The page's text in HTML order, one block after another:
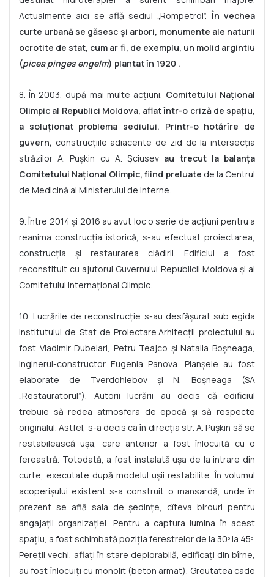
Actualmente aici se află sediul „Rompetrol”.În vechea
curte urbană se găsesc și arbori, monumente ale naturii
ocrotite de stat, cum ar fi, de exemplu, un molid argintiu
(picea pinges engelm) plantat în 1920 .
8. În 2003, după mai multe acțiuni, Comitetului Național
Olimpic al Republici Moldova, aflat într-o criză de spațiu,
a soluționat problema sediului. Printr-o hotărîre de
guvern, construcțiile adiacente de zid de la intersecția
străzilor A. Pușkin cu A. Șciusev au trecut la balanța
Comitetului Național Olimpic, fiind preluate de la Centrul
de Medicină al Ministerului de Interne.
9. Între 2014 și 2016 au avut loc o serie de acțiuni pentru a
reanima construcția istorică, s-au efectuat proiectarea,
construcția și restaurarea clădirii. Edificiul a fost
reconstituit cu ajutorul Guvernului Republicii Moldova și al
Comitetului Internațional Olimpic.
10. Lucrările de reconstrucție s-au desfășurat sub egida
Institutului de Stat de Proiectare.Arhitecții proiectului au
fost Vladimir Dubelari, Petru Teajco și Natalia Boșneaga,
inginerul-constructor Eugenia Panova. Planșele au fost
elaborate de Tverdohlebov și N. Boșneaga (SA
„Restauratorul”). Autorii lucrării au decis că edificiul
trebuie să redea atmosfera de epocă și să respecte
originalul. Astfel, s-a decis ca în direcția str. A. Pușkin să se
restabilească ușa, care anterior a fost înlocuită cu o
fereastră. Totodată, a fost instalată ușa de la intrare din
curte, executate după modelul ușii restabilite. În volumul
acoperișului existent s-a construit o mansardă, unde în
prezent se află sala de ședințe, cîteva birouri pentru
angajații organizației. Pentru a captura lumina în acest
spațiu, a fost schimbată poziția ferestrelor de la 30º la 45º.
Pereții vechi, aflați în stare deplorabilă, edificați din bîrne,
au fost înlocuiți cu monolit (beton armat). Greutatea cade